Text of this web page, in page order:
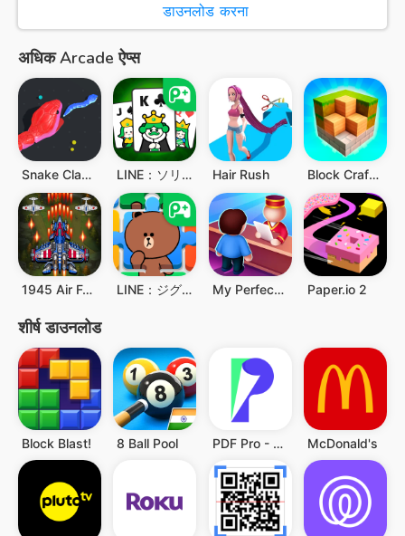
डाउनलोड करना
अधिक Arcade ऐप्स
Snake Clash! LINE：ソリティア Hair Rush Block Craft 3D：Building Game
1945 Air Force: Airplane games LINE：ジグソーパズル My Perfect Hotel Paper.io 2
शीर्ष डाउनलोड
Block Blast! 8 Ball Pool PDF Pro - Reader & Maker McDonald's